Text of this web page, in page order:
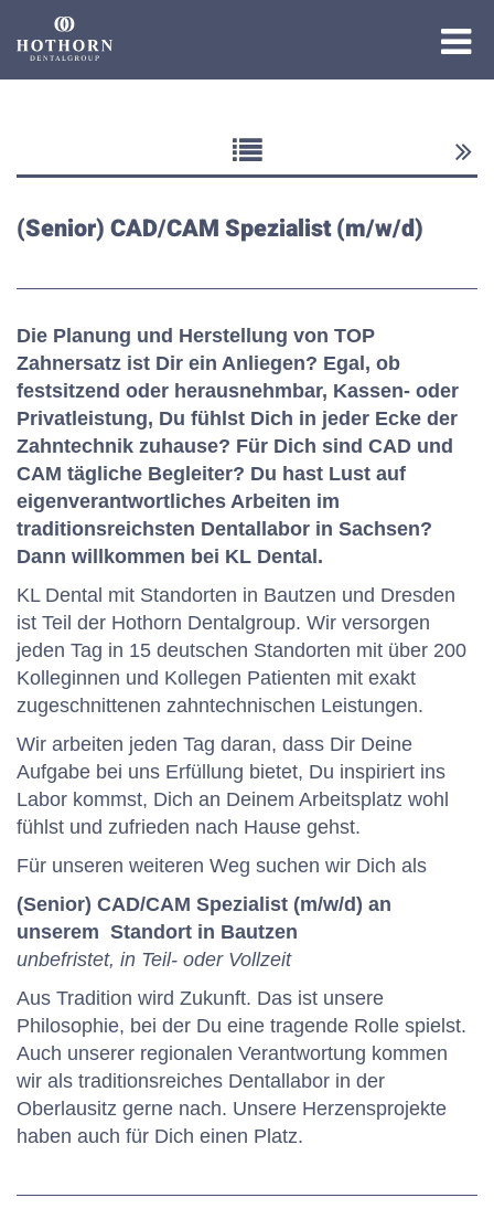
Die Expertise
Die Academy
(Senior) CAD/CAM Spezialist (m/w/d)
Die Planung und Herstellung von TOP
Zahnersatz ist Dir ein Anliegen? Egal, ob
festsitzend oder herausnehmbar, Kassen- oder
Privatleistung, Du fühlst Dich in jeder Ecke der
Zahntechnik zuhause? Für Dich sind CAD und
CAM tägliche Begleiter? Du hast Lust auf
eigenverantwortliches Arbeiten im
traditionsreichsten Dentallabor in Sachsen?
Dann willkommen bei KL Dental.
KL Dental mit Standorten in Bautzen und Dresden
ist Teil der Hothorn Dentalgroup. Wir versorgen
jeden Tag in 15 deutschen Standorten mit über 200
Kolleginnen und Kollegen Patienten mit exakt
zugeschnittenen zahntechnischen Leistungen.
Wir arbeiten jeden Tag daran, dass Dir Deine
Aufgabe bei uns Erfüllung bietet, Du inspiriert ins
Labor kommst, Dich an Deinem Arbeitsplatz wohl
fühlst und zufrieden nach Hause gehst.
Für unseren weiteren Weg suchen wir Dich als
(Senior) CAD/CAM Spezialist (m/w/d) an
unserem Standort in Bautzen
unbefristet, in Teil- oder Vollzeit
Aus Tradition wird Zukunft. Das ist unsere
Philosophie, bei der Du eine tragende Rolle spielst.
Auch unserer regionalen Verantwortung kommen
wir als traditionsreiches Dentallabor in der
Oberlausitz gerne nach. Unsere Herzensprojekte
haben auch für Dich einen Platz.